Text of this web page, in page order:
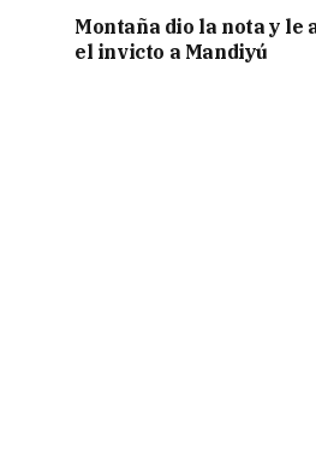
Montaña dio la nota y le
el invicto a Mandiyú